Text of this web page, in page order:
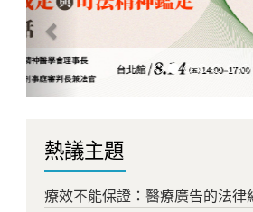
熱議主題
療效不能保證：醫療廣告的法律